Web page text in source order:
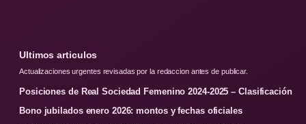
Ultimos articulos
Actualizaciones urgentes revisadas por la redaccion antes de publicar.
Posiciones de Real Sociedad Femenino 2024-2025 – Clasificación
Bono jubilados enero 2026: montos y fechas oficiales